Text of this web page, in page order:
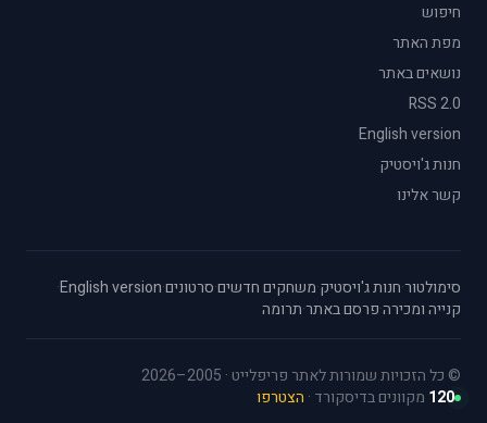
חיפוש
מפת האתר
נושאים באתר
RSS 2.0
English version
חנות ג'ויסטיק
קשר אלינו
סימולטור·חנות ג'ויסטיק·משחקים חדשים·סרטונים·
English version
·
קנייה ומכירה·פרסם באתר·תרומה
© כל הזכויות שמורות לאתר פריפלייט · 2005–2026
120 מקוונים בדיסקורד · הצטרפו